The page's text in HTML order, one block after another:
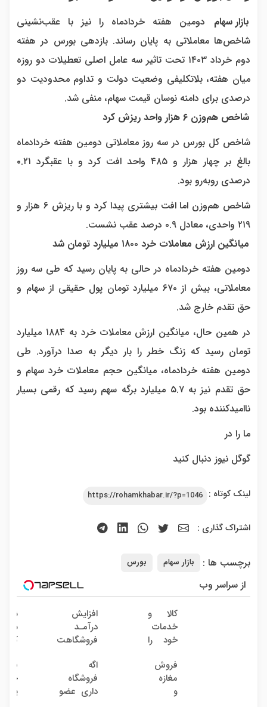
بازار سهام
دومین هفته خردادماه را نیز با عقب‌نشینی
شاخص‌ها معاملاتی به پایان رساند. بازدهی بورس در هفته
دوم خرداد ۱۴۰۳ تحت تاثیر سه عامل اصلی تعطیلات دو روزه
میان هفته، بلاتکلیفی وضعیت دولت و تداوم محدودیت دو
درصدی برای دامنه نوسان قیمت سهام، منفی شد.
شاخص هم‌وزن ۶ هزار واحد ریزش کرد
شاخص کل بورس در سه روز معاملاتی دومین هفته خردادماه
بالغ بر چهار هزار و ۴۸۵ واحد افت کرد و با عقبگرد ۰.۲۱
درصدی روبه‌رو بود.
شاخص هم‌وزن اما افت بیشتری پیدا کرد و با ریزش ۶ هزار و
۲۱۹ واحدی، معادل ۰.۹ درصد عقب نشست.
میانگین ارزش معاملات خرد ۱۸۰۰ میلیارد تومان شد
دومین هفته خردادماه در حالی به پایان رسید که طی سه روز
معاملاتی، بیش از ۶۷۰ میلیارد تومان پول حقیقی از سهام و
حق تقدم خارج شد.
در همین حال، میانگین ارزش معاملات خرد به ۱۸۸۴ میلیارد
تومان رسید که زنگ خطر را بار دیگر به صدا درآورد. طی
دومین هفته خردادماه، میانگین حجم معاملات خرد سهام و
حق تقدم نیز به ۵.۷ میلیارد برگه سهم رسید که رقمی بسیار
ناامیدکننده بود.
ما را در
گوگل نیوز دنبال کنید
لینک کوتاه : https://rohamkhabar.ir/?p=1046
اشتراک گذاری :
برچسب ها : بازار سهام بورس
از سراسر وب
کالا و
خدمات
خود را
صورت
اقساطی
بفروشید
افزایش
درآمـد
فروشگاهت
کن «
فروشگاهت
رو ثبت کن
تا
فروش
مغازه
و
اگه
فروشگاه
داری عضو
یا